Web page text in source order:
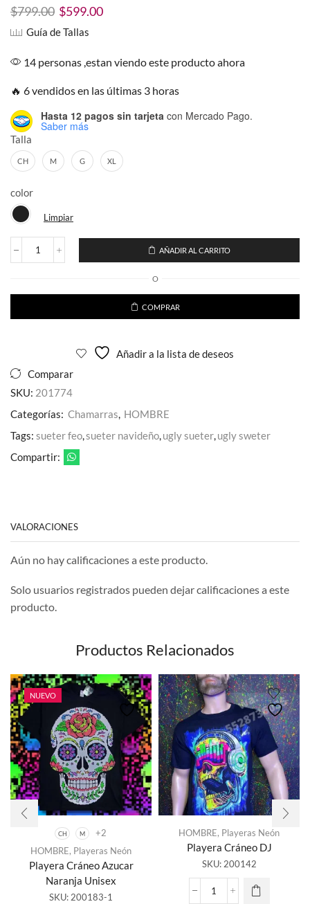
$799.00 El
precio
original
$799.00.
$599.00El
$599.00.
Guía de Tallas
14 personas ,estan viendo este producto ahora
🔥 6 vendidos en las últimas 3 horas
Hasta 12 pagos sin tarjeta con Mercado Pago.
Saber más
Talla
CH M G XL
color
Limpiar
Chamarra
Capucha
para
AÑADIR AL CARRITO
O
COMPRAR
Añadir a la lista de deseos
Comparar
SKU: 201774
Categorías: Chamarras, HOMBRE
Tags: sueter feo,sueter navideño,ugly sueter,ugly sweter
Compartir:
VALORACIONES
Aún no hay calificaciones a este producto.
Solo usuarios registrados pueden dejar calificaciones a este
producto.
Productos Relacionados
NUEVO
CH M
+2
HOMBRE, Playeras Neón
Playera Cráneo Azucar
Naranja Unisex
SKU:200183-1
producto
tiene
múltiples
HOMBRE, Playeras Neón
Playera Cráneo DJ
SKU: 200142
Playera